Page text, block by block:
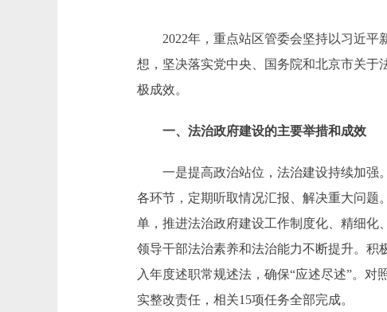
2022年，重点站区管委会坚持以习近平
想，坚决落实党中央、国务院和北京市关于
极成效。
一、法治政府建设的主要举措和成效
一是提高政治站位，法治建设持续加强。
各环节，定期听取情况汇报、解决重大问题
单，推进法治政府建设工作制度化、精细化
领导干部法治素养和法治能力不断提升。积
入年度述职常规述法，确保“应述尽述”。
实整改责任，相关15项任务全部完成。